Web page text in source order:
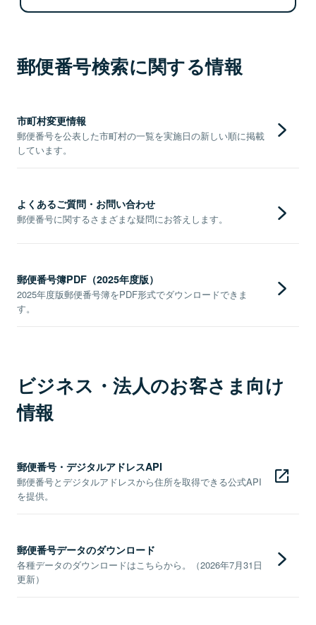
郵便番号検索に関する情報
市町村変更情報
郵便番号を公表した市町村の一覧を実施日の新しい順に掲載
しています。
よくあるご質問・お問い合わせ
郵便番号に関するさまざまな疑問にお答えします。
郵便番号簿PDF（2025年度版）
2025年度版郵便番号簿をPDF形式でダウンロードできま
す。
ビジネス・法人のお客さま向け
情報
郵便番号・デジタルアドレスAPI
郵便番号とデジタルアドレスから住所を取得できる公式API
を提供。
郵便番号データのダウンロード
各種データのダウンロードはこちらから。（2026年7月31日
更新）